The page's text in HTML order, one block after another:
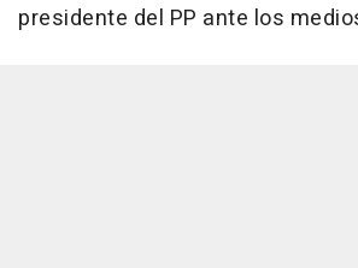
presidente del PP ante los